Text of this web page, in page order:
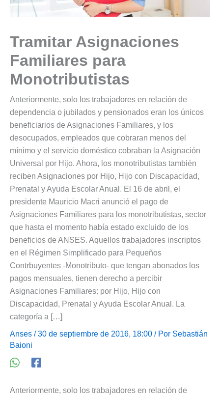
Tramitar Asignaciones
Familiares para
Monotributistas
Anteriormente, solo los trabajadores en relación de
dependencia o jubilados y pensionados eran los únicos
beneficiarios de Asignaciones Familiares, y los
desocupados, empleados que cobraran menos del
mínimo y el servicio doméstico cobraban la Asignación
Universal por Hijo. Ahora, los monotributistas también
reciben Asignaciones por Hijo, Hijo con Discapacidad,
Prenatal y Ayuda Escolar Anual. El 16 de abril, el
presidente Mauricio Macri anunció el pago de
Asignaciones Familiares para los monotributistas, sector
que hasta el momento había estado excluido de los
beneficios de ANSES. Aquellos trabajadores inscriptos
en el Régimen Simplificado para Pequeños
Contrbuyentes -Monotributo- que tengan abonados los
pagos mensuales, tienen derecho a percibir
Asignaciones Familiares: por Hijo, Hijo con
Discapacidad, Prenatal y Ayuda Escolar Anual. La
categoría a […]
Anses / 30 de septiembre de 2016, 18:00 / Por Sebastián
Baioni
Anteriormente, solo los trabajadores en relación de